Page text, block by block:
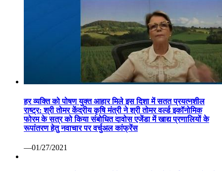
हर व्यक्ति को पोषण युक्त आहार मिले इस दिशा में सतत प्रयत्नशील
राष्ट्र: श्री तोमर केंद्रीय कृषि मंत्री ने श्री तोमर वर्ल्ड इकॉनोमिक
फोरम के सत्र को किया संबोधित दावोस एजेंडा में खाद्य प्रणालियों के
रूपांतरण हेतु नवाचार पर वर्चुअल कांफ्रेंस
—01/27/2021